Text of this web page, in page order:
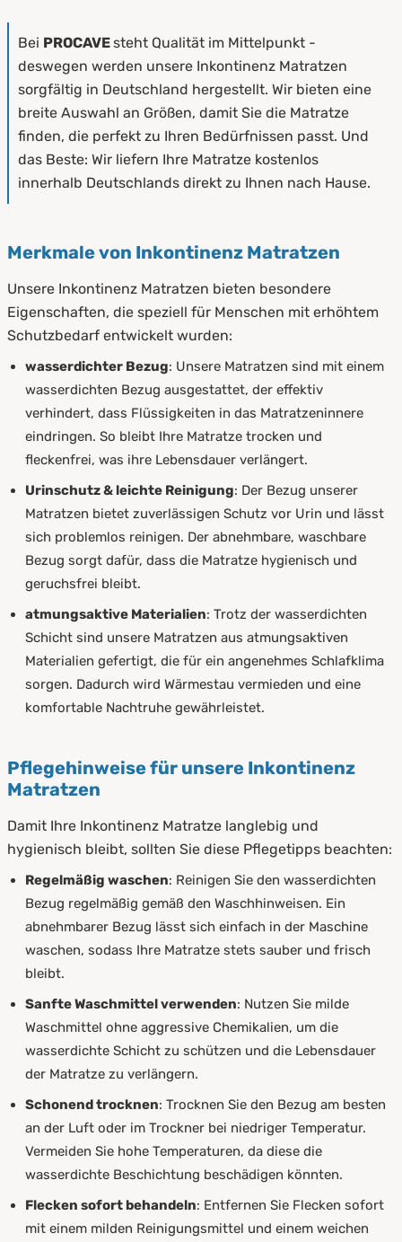
Bei PROCAVEsteht Qualität im Mittelpunkt -
deswegen werden unsere Inkontinenz Matratzen
sorgfältig in Deutschland hergestellt. Wir bieten eine
breite Auswahl an Größen, damit Sie die Matratze
finden, die perfekt zu Ihren Bedürfnissen passt. Und
das Beste: Wir liefern Ihre Matratze kostenlos
innerhalb Deutschlands direkt zu Ihnen nach Hause.
Merkmale von Inkontinenz Matratzen
Unsere Inkontinenz Matratzen bieten besondere
Eigenschaften, die speziell für Menschen mit erhöhtem
Schutzbedarf entwickelt wurden:
wasserdichter Bezug: Unsere Matratzen sind mit einem
wasserdichten Bezug ausgestattet, der effektiv
verhindert, dass Flüssigkeiten in das Matratzeninnere
eindringen. So bleibt Ihre Matratze trocken und
fleckenfrei, was ihre Lebensdauer verlängert.
Urinschutz & leichte Reinigung: Der Bezug unserer
Matratzen bietet zuverlässigen Schutz vor Urin und lässt
sich problemlos reinigen. Der abnehmbare, waschbare
Bezug sorgt dafür, dass die Matratze hygienisch und
geruchsfrei bleibt.
atmungsaktive Materialien: Trotz der wasserdichten
Schicht sind unsere Matratzen aus atmungsaktiven
Materialien gefertigt, die für ein angenehmes Schlafklima
sorgen. Dadurch wird Wärmestau vermieden und eine
komfortable Nachtruhe gewährleistet.
Pflegehinweise für unsere Inkontinenz
Matratzen
Damit Ihre Inkontinenz Matratze langlebig und
hygienisch bleibt, sollten Sie diese Pflegetipps beachten:
Regelmäßig waschen: Reinigen Sie den wasserdichten
Bezug regelmäßig gemäß den Waschhinweisen. Ein
abnehmbarer Bezug lässt sich einfach in der Maschine
waschen, sodass Ihre Matratze stets sauber und frisch
bleibt.
Sanfte Waschmittel verwenden: Nutzen Sie milde
Waschmittel ohne aggressive Chemikalien, um die
wasserdichte Schicht zu schützen und die Lebensdauer
der Matratze zu verlängern.
Schonend trocknen: Trocknen Sie den Bezug am besten
an der Luft oder im Trockner bei niedriger Temperatur.
Vermeiden Sie hohe Temperaturen, da diese die
wasserdichte Beschichtung beschädigen könnten.
Flecken sofort behandeln: Entfernen Sie Flecken sofort
mit einem milden Reinigungsmittel und einem weichen